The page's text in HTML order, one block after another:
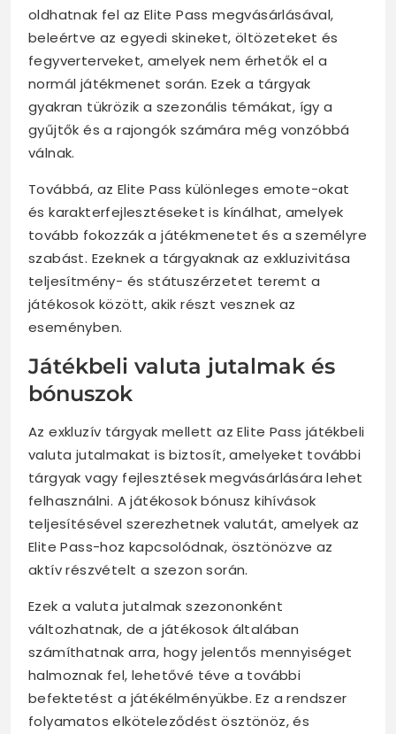
oldhatnak fel az Elite Pass megvásárlásával,
beleértve az egyedi skineket, öltözeteket és
fegyverterveket, amelyek nem érhetők el a
normál játékmenet során. Ezek a tárgyak
gyakran tükrözik a szezonális témákat, így a
gyűjtők és a rajongók számára még vonzóbbá
válnak.
Továbbá, az Elite Pass különleges emote-okat
és karakterfejlesztéseket is kínálhat, amelyek
tovább fokozzák a játékmenetet és a személyre
szabást. Ezeknek a tárgyaknak az exkluzivitása
teljesítmény- és státuszérzetet teremt a
játékosok között, akik részt vesznek az
eseményben.
Játékbeli valuta jutalmak és
bónuszok
Az exkluzív tárgyak mellett az Elite Pass játékbeli
valuta jutalmakat is biztosít, amelyeket további
tárgyak vagy fejlesztések megvásárlására lehet
felhasználni. A játékosok bónusz kihívások
teljesítésével szerezhetnek valutát, amelyek az
Elite Pass-hoz kapcsolódnak, ösztönözve az
aktív részvételt a szezon során.
Ezek a valuta jutalmak szezononként
változhatnak, de a játékosok általában
számíthatnak arra, hogy jelentős mennyiséget
halmoznak fel, lehetővé téve a további
befektetést a játékélményükbe. Ez a rendszer
folyamatos elköteleződést ösztönöz, és